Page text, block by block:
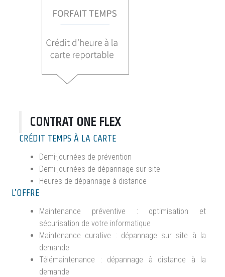
CONTRAT ONE FLEX
CRÉDIT TEMPS À LA CARTE
Demi-journées de prévention
Demi-journées de dépannage sur site
Heures de dépannage à distance
L’OFFRE
Maintenance préventive : optimisation et
sécurisation de votre informatique
Maintenance curative : dépannage sur site à la
demande
Télémaintenance : dépannage à distance à la
demande